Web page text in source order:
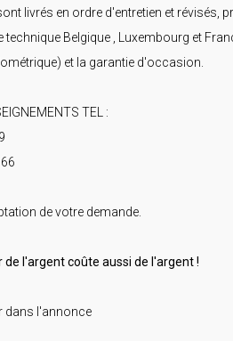
livrés en ordre d'entretien et révisés,
Belgique , Luxembourg et
et la garantie d'occasion.
TEL :
de votre demande.
l'argent coûte aussi de l'argent !
dans l'annonce